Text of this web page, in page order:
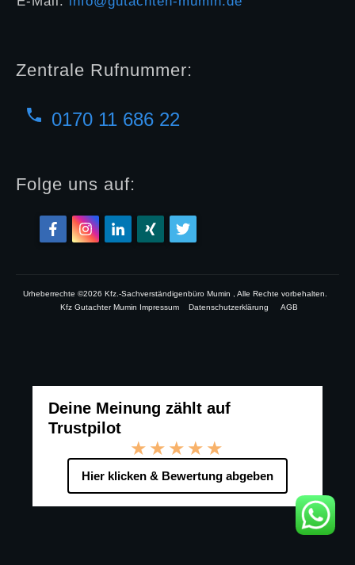
Zentrale Rufnummer:
0170 11 686 22
Folge uns auf:
Urheberrechte ©2026 Kfz.-Sachverständigenbüro Mumin , Alle Rechte vorbehalten.
Kfz Gutachter Mumin Impressum
Datenschutzerklärung AGB
Deine Meinung zählt auf
Trustpilot
★★★★★
Hier klicken & Bewertung abgeben